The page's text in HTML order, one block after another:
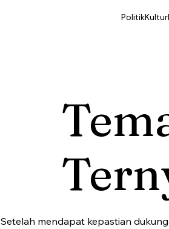
PolitikKultur
Setelah mendapat kepastian